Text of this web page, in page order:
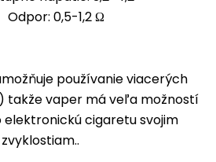
Odpor: 0,5-1,2 Ω
používanie viacerých
takže vaper má veľa možností
cigaretu svojim
zvyklostiam..